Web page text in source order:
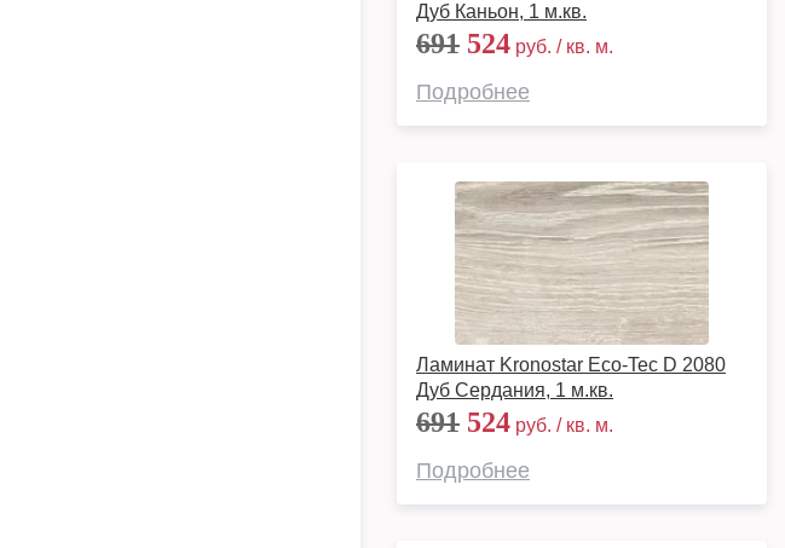
Дуб Каньон, 1 м.кв.
691 524 руб. / кв. м.
Подробнее
Ламинат Kronostar Eco-Tec D 2080
Дуб Сердания, 1 м.кв.
691 524 руб. / кв. м.
Подробнее